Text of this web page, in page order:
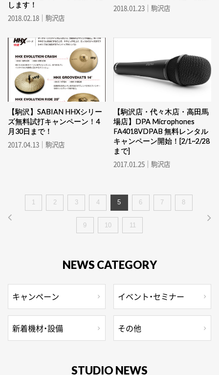
します！
2018.02.18｜駒沢店
2018.01.23｜駒沢店
【駒沢】SABIAN HHXシリー
ズ無料試打キャンペーン！4
月30日まで！
2017.04.13｜駒沢店
【駒沢店・代々木店・高田馬
場店】DPA Microphones
FA4018VDPAB 無料レンタル
キャンペーン開始！[2/1~2/28
まで]
2017.01.25｜駒沢店
1 2 3 4 5 6 7 8
9 10 11
NEWS CATEGORY
キャンペーン イベント・セミナー
新着機材・設備 その他
STUDIO NEWS